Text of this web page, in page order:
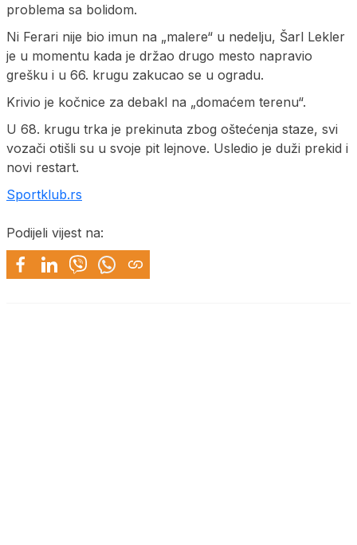
problema sa bolidom.
Ni Ferari nije bio imun na „malere“ u nedelju, Šarl Lekler
je u momentu kada je držao drugo mesto napravio
grešku i u 66. krugu zakucao se u ogradu.
Krivio je kočnice za debakl na „domaćem terenu“.
U 68. krugu trka je prekinuta zbog oštećenja staze, svi
vozači otišli su u svoje pit lejnove. Usledio je duži prekid i
novi restart.
Sportklub.rs
Podijeli vijest na: